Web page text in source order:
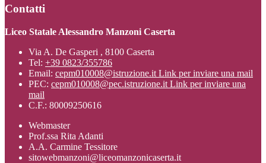
Contatti
Liceo Statale Alessandro Manzoni Caserta
Via A. De Gasperi , 8100 Caserta
Tel: +39 0823/355786
Email: cepm010008@istruzione.it Link per inviare una mail
PEC: cepm010008@pec.istruzione.it Link per inviare una
mail
C.F.: 80009250616
Webmaster
Prof.ssa Rita Adanti
A.A. Carmine Tessitore
sitowebmanzoni@liceomanzonicaserta.it